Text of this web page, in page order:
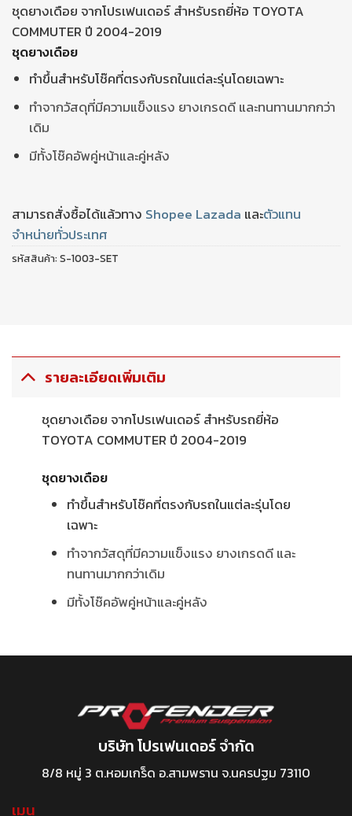
ชุดยางเดือย จากโปรเฟนเดอร์ สำหรับรถยี่ห้อ TOYOTA
COMMUTER ปี 2004-2019
ชุดยางเดือย
ทำขึ้นสำหรับโช๊คที่ตรงกับรถในแต่ละรุ่นโดยเฉพาะ
ทำจากวัสดุที่มีความแข็งแรง ยางเกรดดี และทนทานมากกว่า
เดิม
มีทั้งโช๊คอัพคู่หน้าและคู่หลัง
สามารถสั่งซื้อได้แล้วทาง Shopee Lazada และตัวแทน
จำหน่ายทั่วประเทศ
รหัสสินค้า:S-1003-SET
รายละเอียดเพิ่มเติม
ชุดยางเดือย จากโปรเฟนเดอร์ สำหรับรถยี่ห้อ
TOYOTA COMMUTER ปี 2004-2019
ชุดยางเดือย
ทำขึ้นสำหรับโช๊คที่ตรงกับรถในแต่ละรุ่นโดย
เฉพาะ
ทำจากวัสดุที่มีความแข็งแรง ยางเกรดดี และ
ทนทานมากกว่าเดิม
มีทั้งโช๊คอัพคู่หน้าและคู่หลัง
บริษัท โปรเฟนเดอร์ จำกัด
8/8 หมู่ 3 ต.หอมเกร็ด อ.สามพราน จ.นครปฐม 73110
เมนู